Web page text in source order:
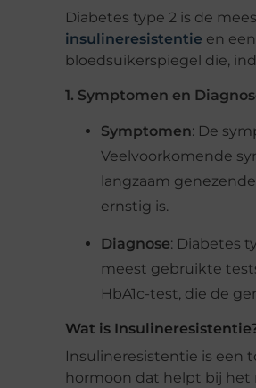
Diabetes type 2 is de
insulineresistentie en
bloedsuikerspiegel die,
1. Symptomen en
Symptomen: De
Veelvoorkomende
langzaam
ernstig is.
Diagnose: Diabetes
meest gebruikte
HbA1c-test, die de
Wat is
Insulineresistentie is een
hormoon dat helpt bij het